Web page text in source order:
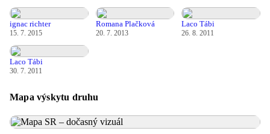
ignac richter
15. 7. 2015
Romana Plačková
20. 7. 2013
Laco Tábi
26. 8. 2011
Laco Tábi
30. 7. 2011
Mapa výskytu druhu